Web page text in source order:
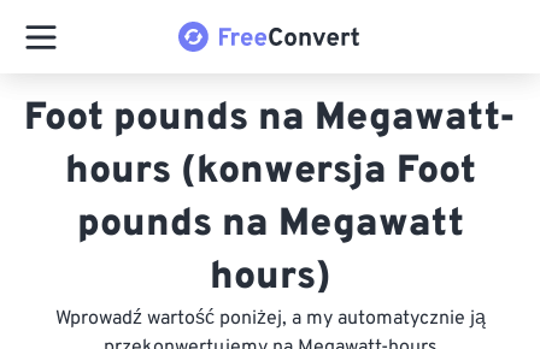
Foot pounds na Megawatt-
hours (konwersja Foot
pounds na Megawatt
hours)
Wprowadź wartość poniżej, a my automatycznie ją